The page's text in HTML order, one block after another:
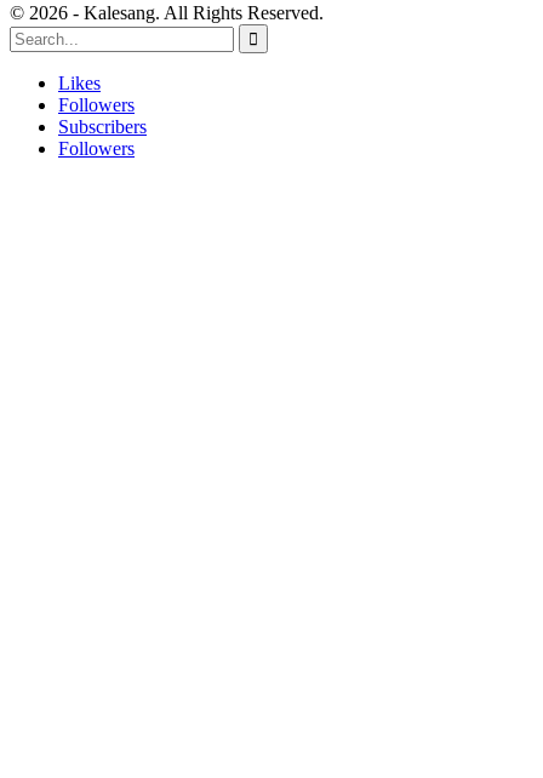
© 2026 - Kalesang. All Rights Reserved.
Likes
Followers
Subscribers
Followers